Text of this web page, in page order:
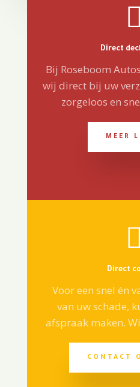

Direct
Bij Roseboom
wij direct bij uw
zorgeloos en
MEER

Direct
Voor een snel én
van uw schade,
afspraak maken.
CONTACT